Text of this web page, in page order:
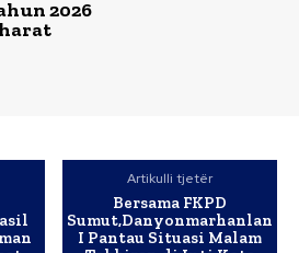
2026
Artikulli tjetër
Bersama FKPD
Sumut,Danyonmarhanlan
I Pantau Situasi Malam